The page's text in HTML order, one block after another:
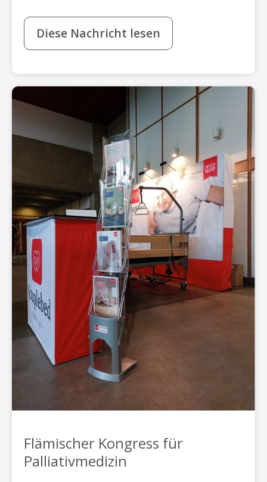
Diese Nachricht lesen
Flämischer Kongress für
Palliativmedizin